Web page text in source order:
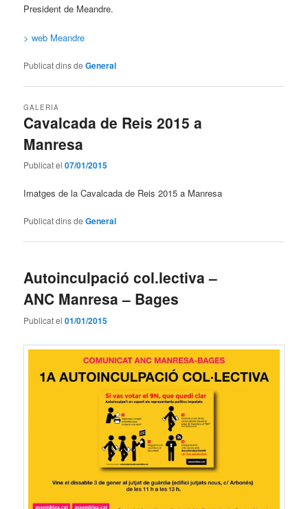
President de Meandre.
> web Meandre
Publicat dins de General
Cavalcada de Reis 2015 a
Manresa
GALERIA
Publicat el07/01/2015
Imatges de la Cavalcada de Reis 2015 a Manresa
Publicat dins de General
Autoinculpació col.lectiva –
ANC Manresa – Bages
Publicat el01/01/2015